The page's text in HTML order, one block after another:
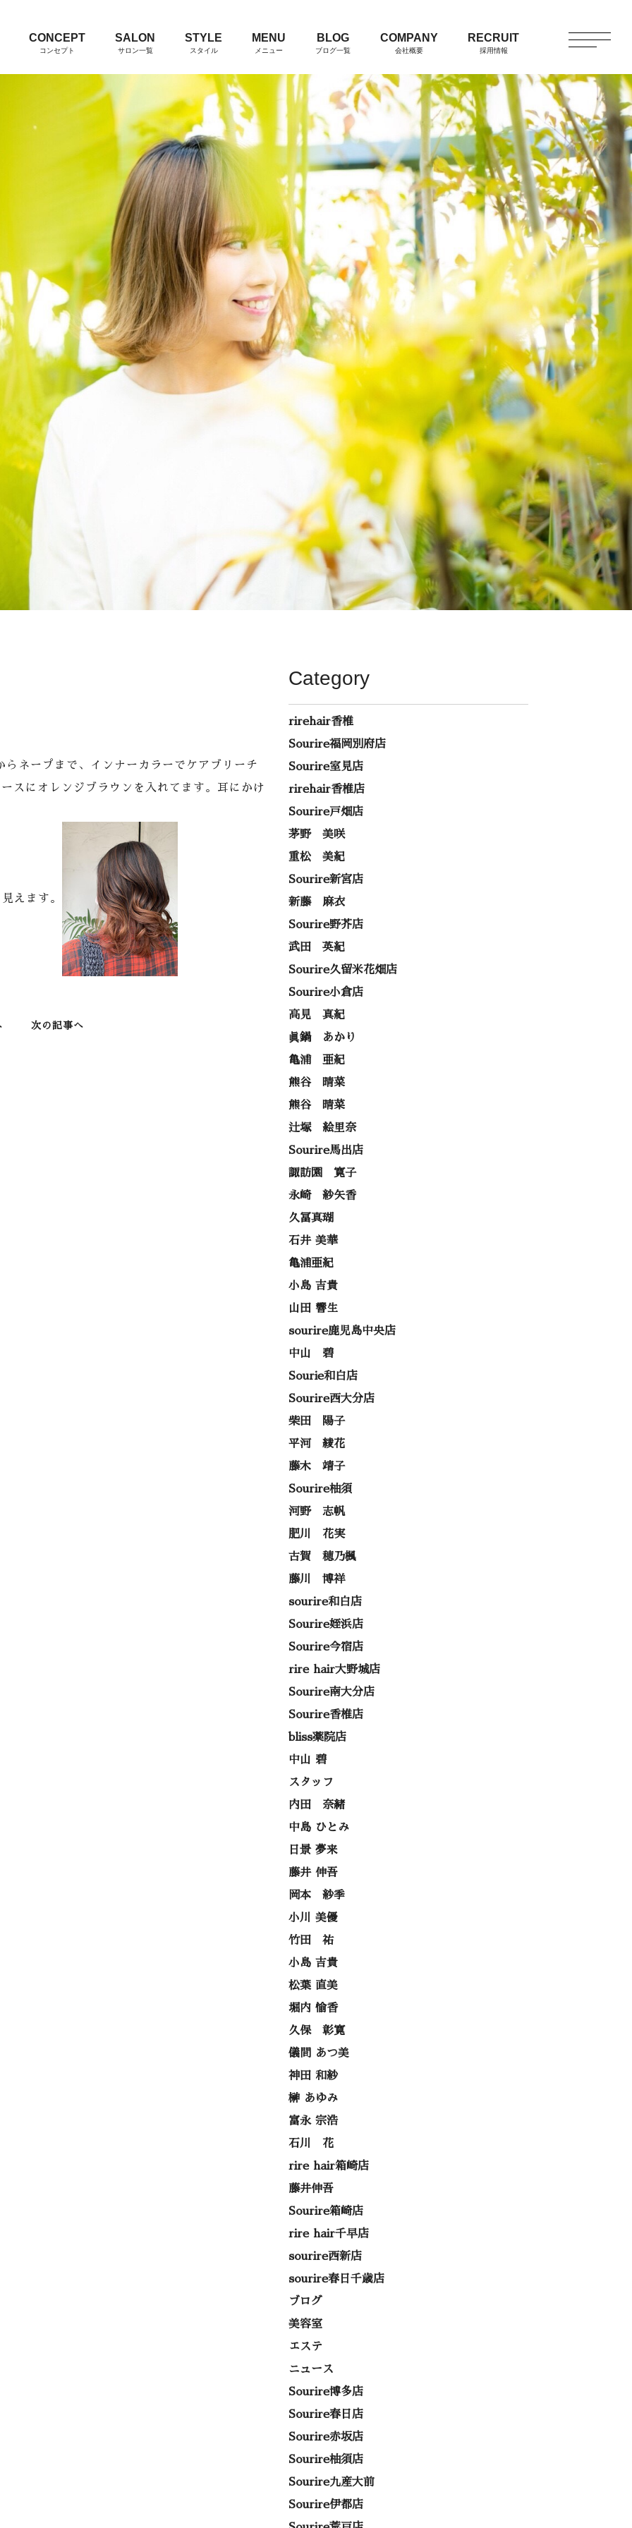
CONCEPT
コンセプト
SALON
サロン一覧
STYLE
スタイル
MENU
メニュー
BLOG
ブログ一覧
COMPANY
会社概要
RECRUIT
採用情報
ネープまで、インナーカラーでケアブリーチ
スにオレンジブラウンを入れてます。耳にかけ
えます。
次の記事へ
Category
rirehair香椎
Sourire福岡別府店
Sourire室見店
rirehair香椎店
Sourire戸畑店
茅野 美咲
重松 美紀
Sourire新宮店
新藤 麻衣
Sourire野芥店
武田 英紀
Sourire久留米花畑店
Sourire小倉店
高見 真紀
眞鍋 あかり
亀浦 亜紀
熊谷 晴菜
熊谷 晴菜
辻塚 絵里奈
Sourire馬出店
諏訪園 寛子
永崎 紗矢香
久冨真瑚
石井 美華
亀浦亜紀
小島 吉貴
山田 響生
sourire鹿児島中央店
中山 碧
Sourie和白店
Sourire西大分店
柴田 陽子
平河 綾花
藤木 靖子
Sourire柚須
河野 志帆
肥川 花実
古賀 穂乃楓
藤川 博祥
sourire和白店
Sourire姪浜店
Sourire今宿店
rire hair大野城店
Sourire南大分店
Sourire香椎店
bliss薬院店
中山 碧
スタッフ
内田 奈緒
中島 ひとみ
日景 夢来
藤井 伸吾
岡本 紗季
小川 美優
竹田 祐
小島 吉貴
松葉 直美
堀内 愉香
久保 彰寛
儀間 あつ美
神田 和紗
榊 あゆみ
富永 宗浩
石川 花
rire hair箱崎店
藤井伸吾
Sourire箱崎店
rire hair千早店
sourire西新店
sourire春日千歳店
ブログ
美容室
エステ
ニュース
Sourire博多店
Sourire春日店
Sourire赤坂店
Sourire柚須店
Sourire九産大前
Sourire伊都店